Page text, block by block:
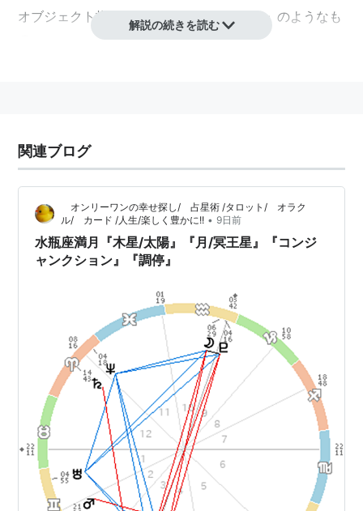
オブジェクト指向でいうところの「クラス」のようなも
取り扱いだが、委託扱いの「ファミ通」の攻略本や「ロ
む総合出版社へと変遷している。
ンテンツ、DRMソリューションの事業を分社化し、
スペクトデジタルメディア
株式会社を設立。
アスペクトONLINEhttp://www.aspect.co.jp/
電子書店アスペクト
http://www.aspect.co.jp/ebook/
ランキングニッポン
http://www.aspect.co.jp/ebook/ranking_nippon/
電子出版（オリジナル・コンテンツ）
http://original.aspect.co.jp/
解説の続きを読む
関連ブログ
オンリーワンの幸せ探し/ 占星術 /タロット/ オラク
ル/ カード /人生/楽しく豊かに!! • 9日前
水瓶座満月『木星/太陽』『月/冥王星』『コンジ
ャンクション』『調停』